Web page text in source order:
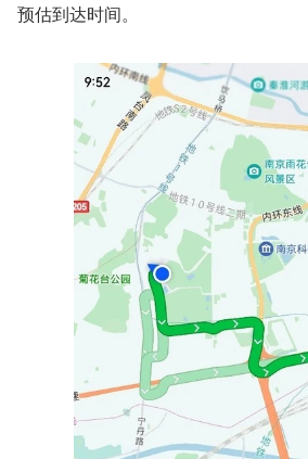
预估到达时间。